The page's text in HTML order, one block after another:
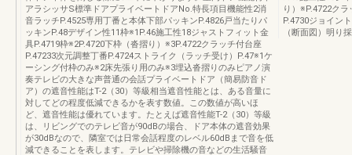
アラシッサS標準ドアプライベートドアNo.特長項目機能性2消
音ラッチP.4525専用丁番と本体下部パッキンP.4826戸当たりパ
ッキンP.48デザイン性11枠※1P.46施工性18ジャストフィット金
具P.4719枠※2P.4720下枠（沓摺り）※3P.4722クラッチ付台座
P.47233次元調整丁番P.4724ストライク（ラッチ受け）P.47※1ケ
ーシング付枠のみ※2床先張り用のみ※3埋込沓摺りのみピアノ演
奏テレビの大きな声普通の会話プライベートドア（簡易防音ド
ア）の遮音性能はT-2（30）等級相当遮音性能とは、ある音量に
対してどの程度低減できるかを表す数値。この数値が高いほ
ど、遮音性能は優れています。たとえば遮音性能T-2（30）等級
は、リビングでのテレビ音が90dBの場合、ドア本体の遮音効果
が30dBなので、隣室では日常会話程度のレベル60dBまで音を低
減できることを表します。テレビや掃除機の音などの生活騒音
り）※P.4722ク
P.4730ジョイン
（断面図）明り